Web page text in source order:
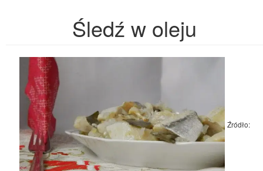
Śledź w oleju
Źródło: